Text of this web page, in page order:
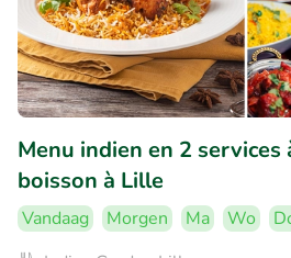
Menu indien en 2 services
boisson à Lille
Vandaag Morgen Ma Wo